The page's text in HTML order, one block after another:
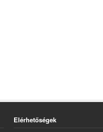
Elérhetőségek